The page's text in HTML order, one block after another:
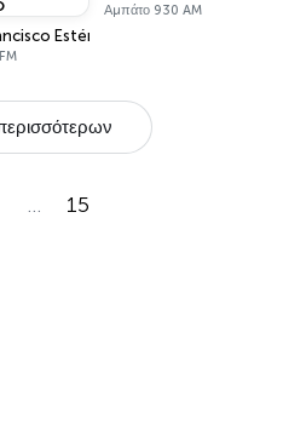
Estéreo
Αμπάτο 930 AM
… 15